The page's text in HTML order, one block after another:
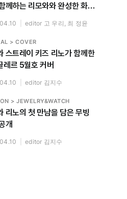
께하는 리모와와 완성한 화보
editor 고 우리, 최 정윤
> COVER
스트레이 키즈 리노가 함께한
레르 5월호 커버
editor 김지수
> JEWELRY&WATCH
리노의 첫 만남을 담은 무빙
개
editor 김지수